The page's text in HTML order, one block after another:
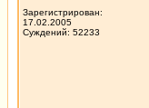
Зарегистрирован:
17.02.2005
Суждений: 52233